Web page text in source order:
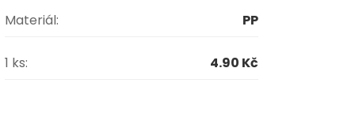
a skladování
Materiál: PP
1 ks: 4.90 Kč